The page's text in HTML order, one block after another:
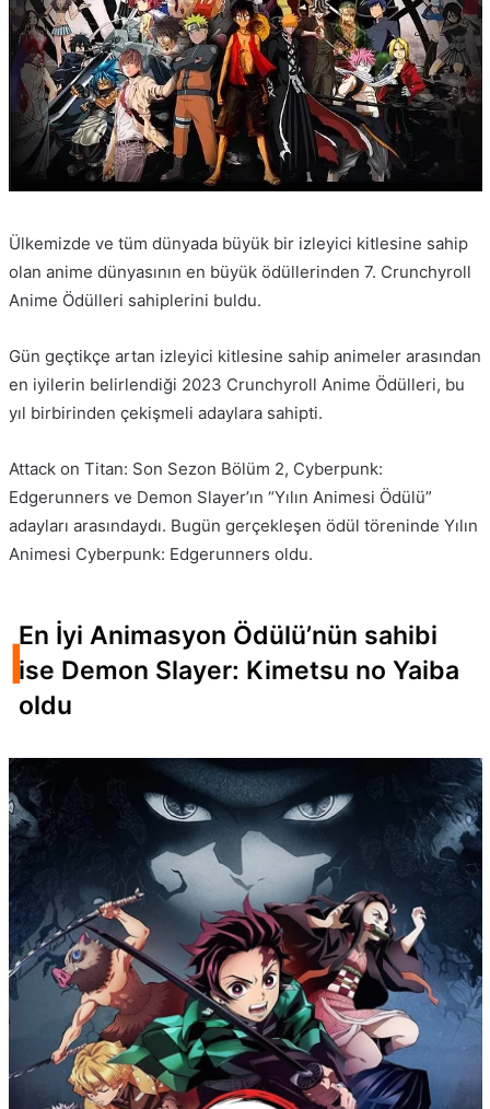
Ülkemizde ve tüm dünyada büyük bir izleyici kitlesine sahip
olan anime dünyasının en büyük ödüllerinden 7. Crunchyroll
Anime Ödülleri sahiplerini buldu.
Gün geçtikçe artan izleyici kitlesine sahip animeler arasından
en iyilerin belirlendiği 2023 Crunchyroll Anime Ödülleri, bu
yıl birbirinden çekişmeli adaylara sahipti.
Attack on Titan: Son Sezon Bölüm 2, Cyberpunk:
Edgerunners ve Demon Slayer’ın “Yılın Animesi Ödülü”
adayları arasındaydı. Bugün gerçekleşen ödül töreninde Yılın
Animesi Cyberpunk: Edgerunners oldu.
IEn İyi Animasyon Ödülü’nün sahibi
ise Demon Slayer: Kimetsu no Yaiba
oldu